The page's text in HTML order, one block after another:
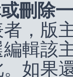
刪除
，版
輯該
如果